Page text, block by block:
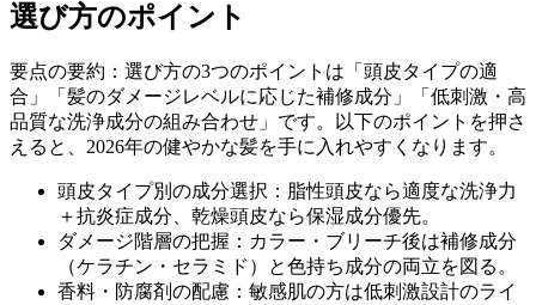
選び方のポイント
要点の要約：選び方の3つのポイントは「頭皮タイプの適
合」「髪のダメージレベルに応じた補修成分」「低刺激・高
品質な洗浄成分の組み合わせ」です。以下のポイントを押さ
えると、2026年の健やかな髪を手に入れやすくなります。
頭皮タイプ別の成分選択：脂性頭皮なら適度な洗浄力
＋抗炎症成分、乾燥頭皮なら保湿成分優先。
ダメージ階層の把握：カラー・ブリーチ後は補修成分
（ケラチン・セラミド）と色持ち成分の両立を図る。
香料・防腐剤の配慮：敏感肌の方は低刺激設計のライ